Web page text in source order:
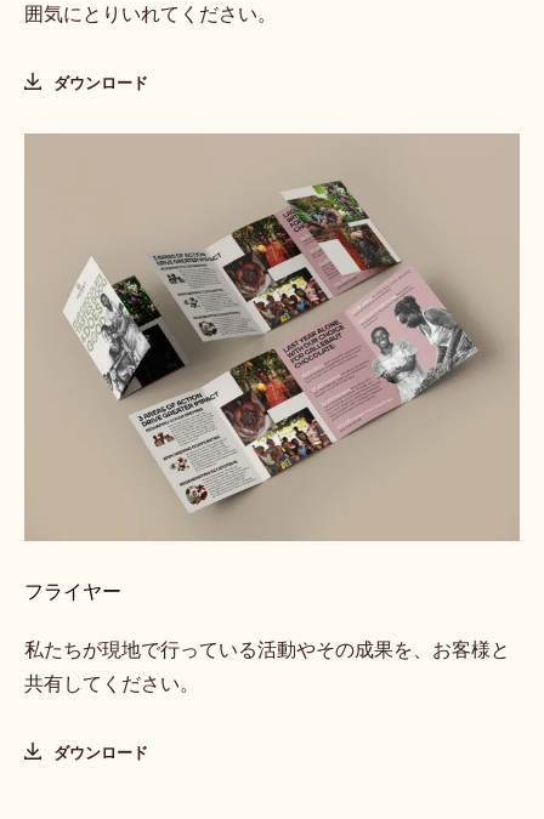
囲気にとりいれてください。
ダウンロード
フライヤー
私たちが現地で行っている活動やその成果を、お客様と
共有してください。
ダウンロード